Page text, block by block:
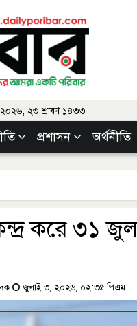
২৩ শ্রাবণ ১৪৩৩
প্রশাসন অর্থনীতি
করে ৩১
জুলাই ৩, ২০২৬, ০২:৩৫ পিএম